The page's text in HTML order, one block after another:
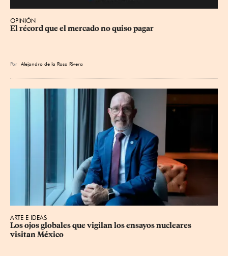
OPINIÓN
El récord que el mercado no quiso pagar
Por Alejandro de la Rosa Rivera
ARTE E IDEAS
Los ojos globales que vigilan los ensayos nucleares
visitan México